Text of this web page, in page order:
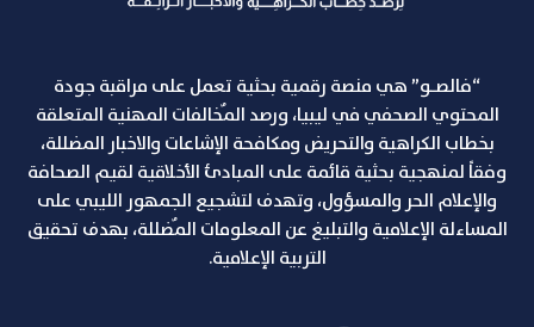
“فالصـو” هي منصة رقمية بحثية تعمل على مراقبة جودة
المحتوي الصحفي في ليبيا، ورصد المٌخالفات المهنية المتعلقة
بخطاب الكراهية والتحريض ومكافحة الإشاعات والاخبار المضللة،
وفقاً لمنهجية بحثية قائمة على المبادئ الأخلاقية لقيم الصحافة
والإعلام الحر والمسؤول، وتهدف لتشجيع الجمهور الليبي على
المساءلة الإعلامية والتبليغ عن المعلومات المٌضللة، بهدف تحقيق
التربية الإعلامية.